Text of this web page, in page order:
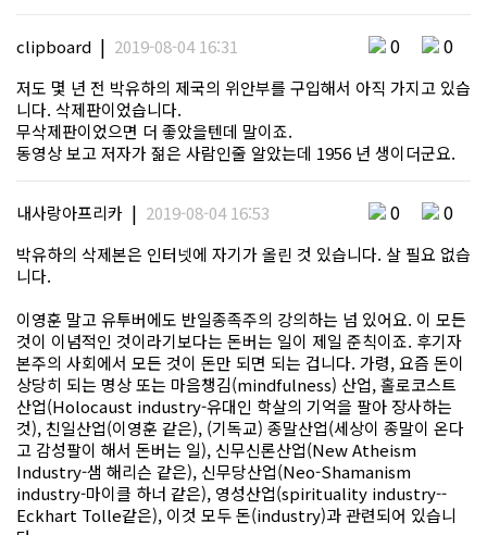
clipboard | 2019-08-04 16:31 0 0
저도 몇 년 전 박유하의 제국의 위안부를 구입해서 아직 가지고 있습
니다. 삭제판이었습니다.
무삭제판이었으면 더 좋았을텐데 말이죠.
동영상 보고 저자가 젊은 사람인줄 알았는데 1956 년 생이더군요.
내사랑아프리카 | 2019-08-04 16:53 0 0
박유하의 삭제본은 인터넷에 자기가 올린 것 있습니다. 살 필요 없습
니다.
이영훈 말고 유투버에도 반일종족주의 강의하는 넘 있어요. 이 모든
것이 이념적인 것이라기보다는 돈버는 일이 제일 준칙이죠. 후기자
본주의 사회에서 모든 것이 돈만 되면 되는 겁니다. 가령, 요즘 돈이
상당히 되는 명상 또는 마음챙김(mindfulness) 산업, 홀로코스트
산업(Holocaust industry-유대인 학살의 기억을 팔아 장사하는
것), 친일산업(이영훈 같은), (기독교) 종말산업(세상이 종말이 온다
고 감성팔이 해서 돈버는 일), 신무신론산업(New Atheism
Industry-샘 해리슨 같은), 신무당산업(Neo-Shamanism
industry-마이클 하너 같은), 영성산업(spirituality industry--
Eckhart Tolle같은), 이것 모두 돈(industry)과 관련되어 있습니